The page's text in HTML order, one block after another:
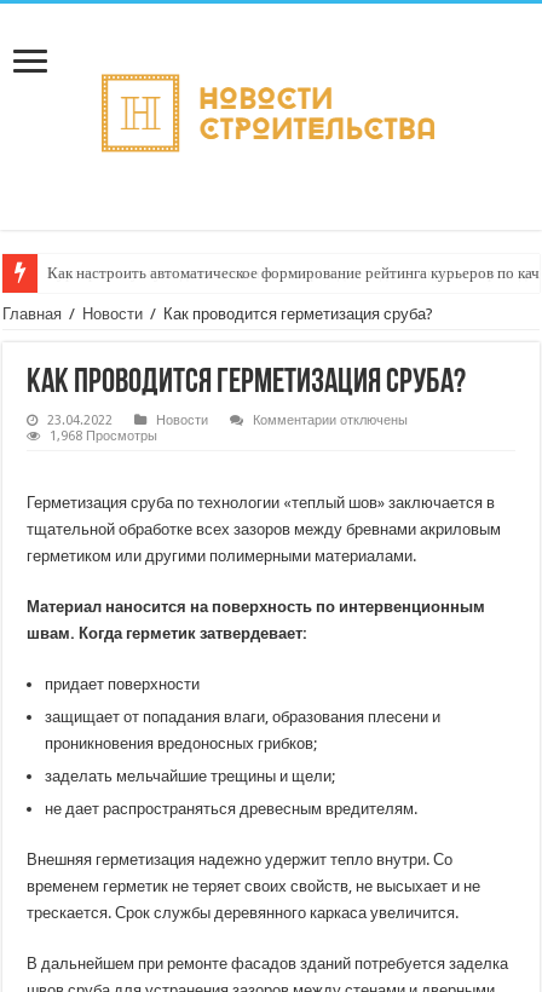
Как настроить автоматическое формирование рейтинга курьеров по
Главная / Новости / Как проводится герметизация сруба?
Как проводится герметизация сруба?
23.04.2022 Новости Комментариик
сруба?
отключены
1,968 Просмотры
Герметизация сруба по технологии «теплый шов» заключается в
тщательной обработке всех зазоров между бревнами акриловым
герметиком или другими полимерными материалами.
Материал наносится на поверхность по интервенционным
швам. Когда герметик затвердевает:
придает поверхности
защищает от попадания влаги, образования плесени и
проникновения вредоносных грибков;
заделать мельчайшие трещины и щели;
не дает распространяться древесным вредителям.
Внешняя герметизация надежно удержит тепло внутри. Со
временем герметик не теряет своих свойств, не высыхает и не
трескается. Срок службы деревянного каркаса увеличится.
В дальнейшем при ремонте фасадов зданий потребуется заделка